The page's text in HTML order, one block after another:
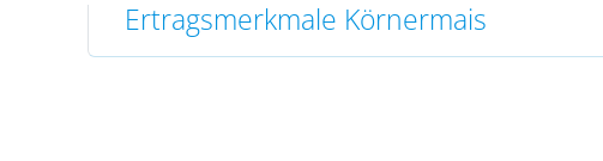
Ertragsmerkmale Körnermais